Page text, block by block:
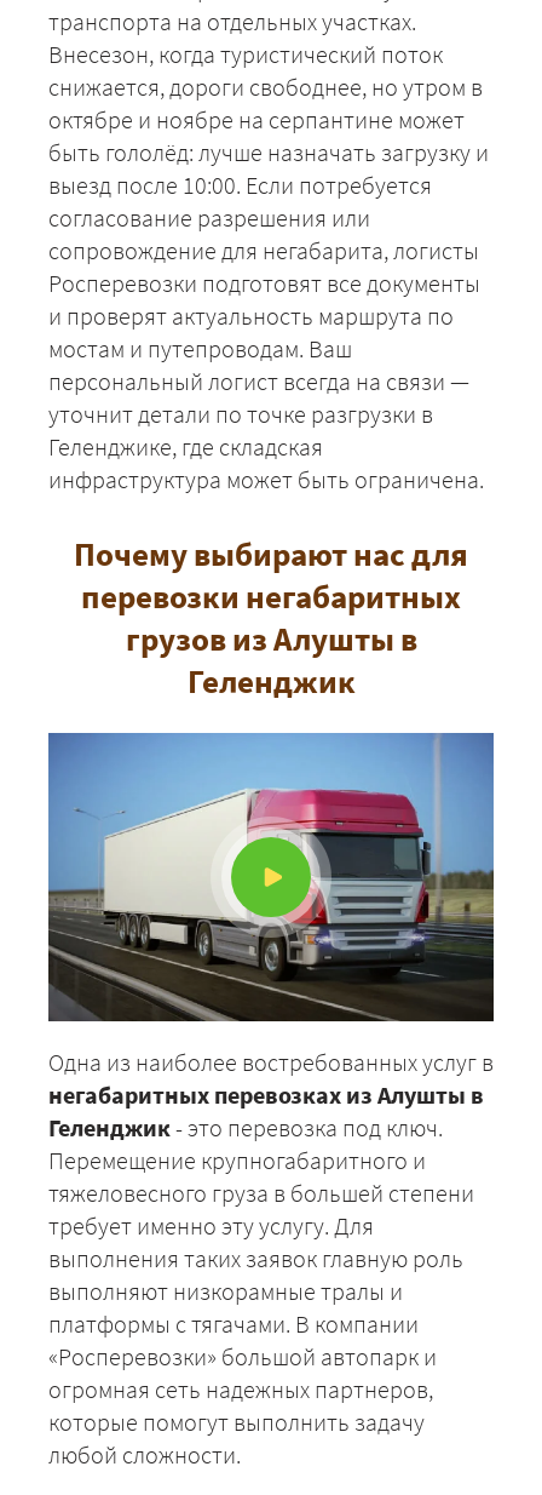
транспорта на отдельных участках.
Внесезон, когда туристический поток
снижается, дороги свободнее, но утром в
октябре и ноябре на серпантине может
быть гололёд: лучше назначать загрузку и
выезд после 10:00. Если потребуется
согласование разрешения или
сопровождение для негабарита, логисты
Росперевозки подготовят все документы
и проверят актуальность маршрута по
мостам и путепроводам. Ваш
персональный логист всегда на связи —
уточнит детали по точке разгрузки в
Геленджике, где складская
инфраструктура может быть ограничена.
Почему выбирают нас для
перевозки негабаритных
грузов из Алушты в
Геленджик
Одна из наиболее востребованных услуг в
негабаритных перевозках из Алушты в
Геленджик- это перевозка под ключ.
Перемещение крупногабаритного и
тяжеловесного груза в большей степени
требует именно эту услугу. Для
выполнения таких заявок главную роль
выполняют низкорамные тралы и
платформы с тягачами. В компании
«Росперевозки» большой автопарк и
огромная сеть надежных партнеров,
которые помогут выполнить задачу
любой сложности.
+7 (499) 520-05-23
ЗАКАЗАТЬ